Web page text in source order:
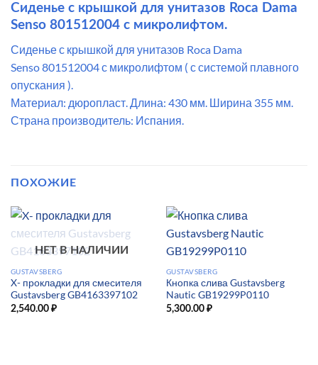
Сиденье с крышкой для унитазов Roca Dama
Senso 801512004 с микролифтом.
Сиденье с крышкой для унитазов Roca Dama
Senso 801512004 с микролифтом ( с системой плавного
опускания ).
Материал: дюропласт. Длина: 430 мм. Ширина 355 мм.
Страна производитель: Испания.
ПОХОЖИЕ
НЕТ В НАЛИЧИИ
GUSTAVSBERG
X- прокладки для смесителя
Gustavsberg GB4163397102
2,540.00 ₽
GUSTAVSBERG
Кнопка слива Gustavsberg
Nautic GB19299P0110
5,300.00 ₽